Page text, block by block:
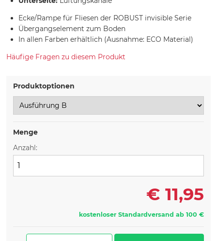
Ecke/Rampe für Fliesen der ROBUST invisible Serie
Übergangselement zum Boden
In allen Farben erhältlich (Ausnahme: ECO Material)
Häufige Fragen zu diesem Produkt
Produktoptionen
Menge
Anzahl:
€ 11,95
kostenloser Standardversand ab 100 €